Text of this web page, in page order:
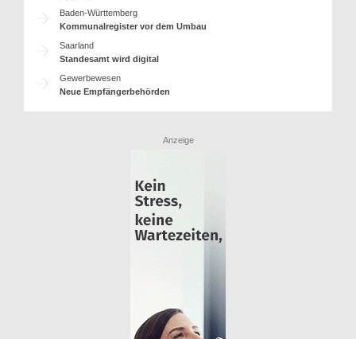
Baden-Württemberg
Kommunalregister vor dem Umbau
Saarland
Standesamt wird digital
Gewerbewesen
Neue Empfängerbehörden
Anzeige